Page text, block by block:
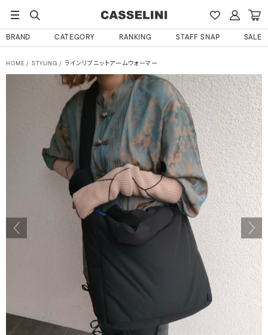
BRAND CATEGORY RANKING STAFF SNAP SALE
HOME STYLING ラインリブニットアームウォーマー